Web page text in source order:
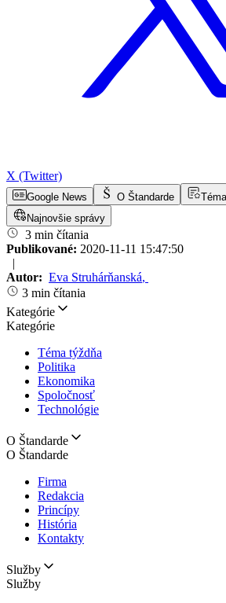
X (Twitter)
Google News O Štandarde
Najnovšie správy
3 min čítania
Publikované: 2020-11-11 15:47:50
|
Autor: Eva Struhárňanská,
3 min čítania
Kategórie
Kategórie
Téma týždňa
Politika
Ekonomika
Spoločnosť
Technológie
O Štandarde
O Štandarde
Firma
Redakcia
Princípy
História
Kontakty
Služby
Služby